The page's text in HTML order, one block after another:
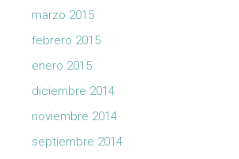
marzo 2015
febrero 2015
enero 2015
diciembre 2014
noviembre 2014
septiembre 2014